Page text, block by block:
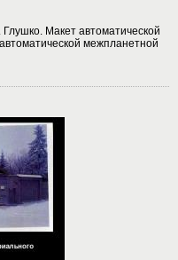
Макет автоматической
межпланетной